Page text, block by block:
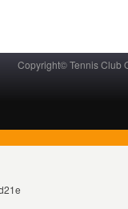
Copyright© Tennis Club